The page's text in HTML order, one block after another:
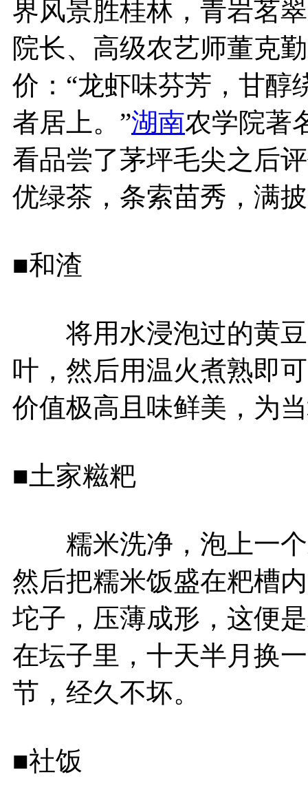
界风景胜桂林，青岩茗
院长、高级农艺师董克
价：“龙虾味芬芳，甘醇
者居上。”湖南农学院著
看品尝了茅坪毛尖之后
优绿茶，条索苗秀，满
■和渣
将用水浸泡过的黄豆
叶，然后用温火煮熟即
价值极高且味鲜美，为
■土家糍粑
糯米洗净，泡上一个
然后把糯米饭盛在粑槽
坨子，压薄成形，这便
在坛子里，十天半月换
节，经久不坏。
■社饭